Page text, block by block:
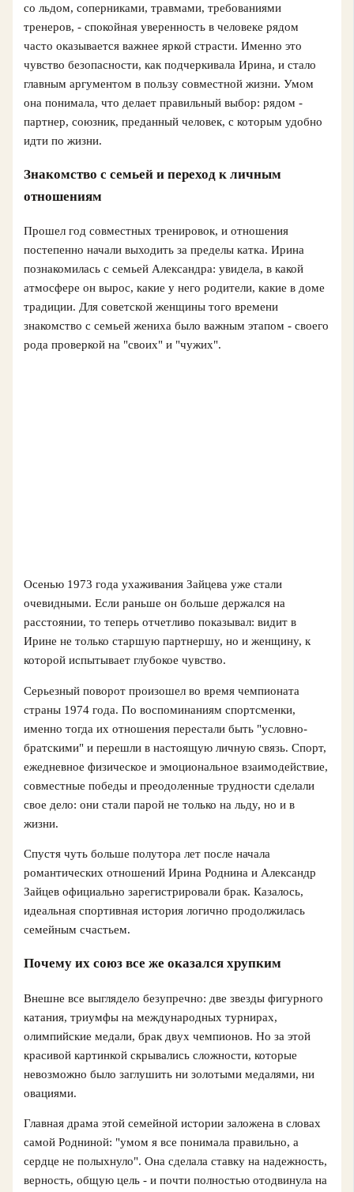
со льдом, соперниками, травмами, требованиями
тренеров, - спокойная уверенность в человеке рядом
часто оказывается важнее яркой страсти. Именно это
чувство безопасности, как подчеркивала Ирина, и стало
главным аргументом в пользу совместной жизни. Умом
она понимала, что делает правильный выбор: рядом -
партнер, союзник, преданный человек, с которым удобно
идти по жизни.
Знакомство с семьей и переход к личным
отношениям
Прошел год совместных тренировок, и отношения
постепенно начали выходить за пределы катка. Ирина
познакомилась с семьей Александра: увидела, в какой
атмосфере он вырос, какие у него родители, какие в доме
традиции. Для советской женщины того времени
знакомство с семьей жениха было важным этапом - своего
рода проверкой на "своих" и "чужих".
Осенью 1973 года ухаживания Зайцева уже стали
очевидными. Если раньше он больше держался на
расстоянии, то теперь отчетливо показывал: видит в
Ирине не только старшую партнершу, но и женщину, к
которой испытывает глубокое чувство.
Серьезный поворот произошел во время чемпионата
страны 1974 года. По воспоминаниям спортсменки,
именно тогда их отношения перестали быть "условно-
братскими" и перешли в настоящую личную связь. Спорт,
ежедневное физическое и эмоциональное взаимодействие,
совместные победы и преодоленные трудности сделали
свое дело: они стали парой не только на льду, но и в
жизни.
Спустя чуть больше полутора лет после начала
романтических отношений Ирина Роднина и Александр
Зайцев официально зарегистрировали брак. Казалось,
идеальная спортивная история логично продолжилась
семейным счастьем.
Почему их союз все же оказался хрупким
Внешне все выглядело безупречно: две звезды фигурного
катания, триумфы на международных турнирах,
олимпийские медали, брак двух чемпионов. Но за этой
красивой картинкой скрывались сложности, которые
невозможно было заглушить ни золотыми медалями, ни
овациями.
Главная драма этой семейной истории заложена в словах
самой Родниной: "умом я все понимала правильно, а
сердце не полыхнуло". Она сделала ставку на надежность,
верность, общую цель - и почти полностью отодвинула на